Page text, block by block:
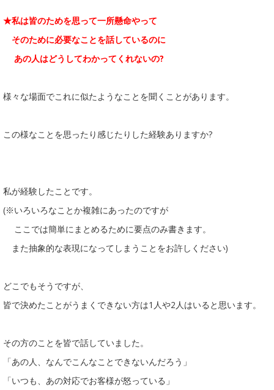
★私は皆のためを思って一所懸命やって
そのために必要なことを話しているのに
あの人はどうしてわかってくれないの?
様々な場面でこれに似たようなことを聞くことがあります。
この様なことを思ったり感じたりした経験ありますか?
私が経験したことです。
(※いろいろなことか複雑にあったのですが
ここでは簡単にまとめるために要点のみ書きます。
また抽象的な表現になってしまうことをお許しください)
どこでもそうですが、
皆で決めたことがうまくできない方は1人や2人はいると思います。
その方のことを皆で話していました。
「あの人、なんでこんなことできないんだろう」
「いつも、あの対応でお客様が怒っている」